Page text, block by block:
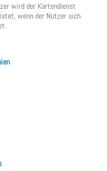
wird der Kartendienst
wenn der Nutzer sich